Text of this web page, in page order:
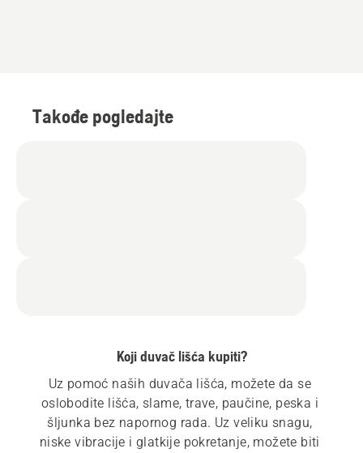
Takođe pogledajte
Koji duvač lišća kupiti?
Uz pomoć naših duvača lišća, možete da se
oslobodite lišća, slame, trave, paučine, peska i
šljunka bez napornog rada. Uz veliku snagu,
niske vibracije i glatkije pokretanje, možete biti